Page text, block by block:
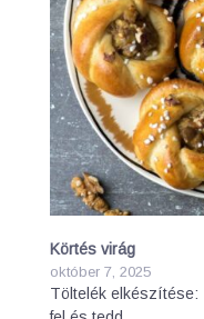
Körtés virág
október 7, 2025
Töltelék elkészítése: